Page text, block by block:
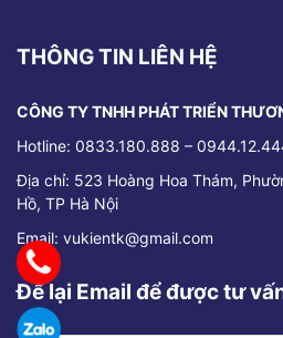
THÔNG TIN LIÊN HỆ
CÔNG TY TNHH PHÁT TRIỂN
Hotline: 0833.180.888 –
Địa chỉ: 523 Hoàng Hoa Thám,
Hồ, TP Hà Nội
Email: vukientk@gmail.com
Để lại Email để được tư